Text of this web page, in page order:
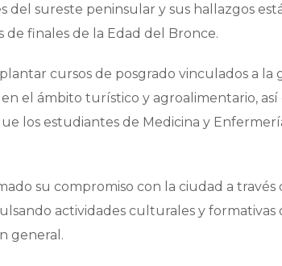
del sureste peninsular y sus hallazgos
finales de la Edad del Bronce.
cursos de posgrado vinculados a la
el ámbito turístico y agroalimentario, así
los estudiantes de Medicina y
su compromiso con la ciudad a través
actividades culturales y
general.